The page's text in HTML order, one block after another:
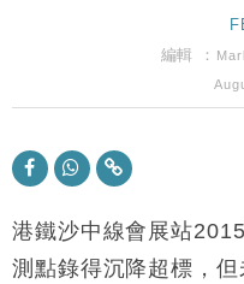
財經｜滙控重啟
財經｜SA售股自
司
11:30
市場落地
東京半島
13:12
國際｜特朗普赴洛
編輯 ：
港鐵沙中線會展站
測點錄得沉降超標，但